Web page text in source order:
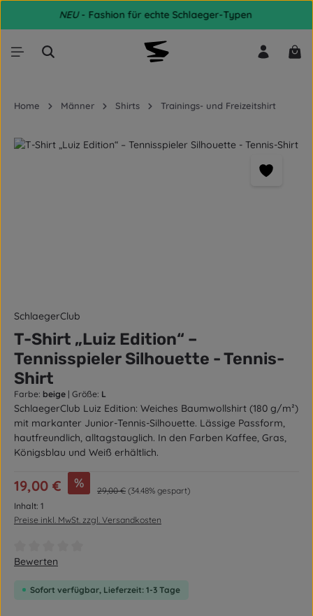
Zum Hauptinhalt springen
NEU- Fashion für echte Schlaeger-Typen
Home Männer Shirts Trainings- und Freizeitshirt
Bildergalerie überspringen
SchlaegerClub
T-Shirt „Luiz Edition“ –
Tennisspieler Silhouette - Tennis-
Shirt
Farbe: beige | Größe: L
SchlaegerClub Luiz Edition: Weiches Baumwollshirt (180 g/m²)
mit markanter Junior-Tennis-Silhouette. Lässige Passform,
hautfreundlich, alltagstauglich. In den Farben Kaffee, Gras,
Königsblau und Weiß erhältlich.
Verkaufspreis:
19,00 € % Regulärer Preis:
29,00 € (34.48% gespart)
Inhalt: 1
Preise inkl. MwSt. zzgl. Versandkosten
Durchschnittliche Bewertung von 0 von 5 Sternen
Bewerten
Sofort verfügbar, Lieferzeit: 1-3 Tage